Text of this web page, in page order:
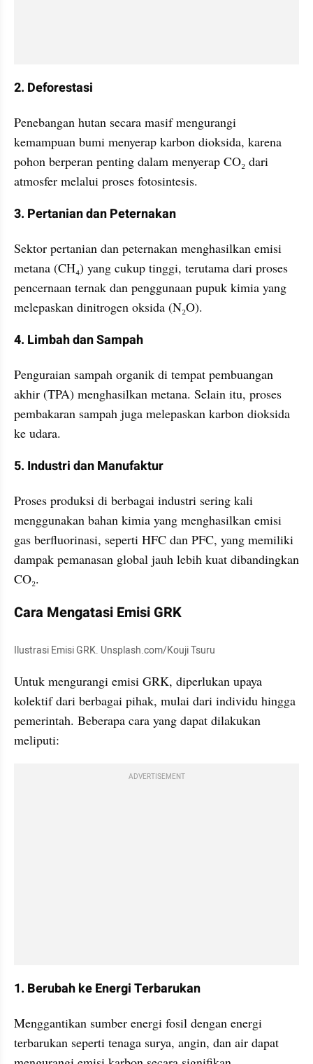
2. Deforestasi
Penebangan hutan secara masif mengurangi
kemampuan bumi menyerap karbon dioksida, karena
pohon berperan penting dalam menyerap CO₂ dari
atmosfer melalui proses fotosintesis.
3. Pertanian dan Peternakan
Sektor pertanian dan peternakan menghasilkan emisi
metana (CH₄) yang cukup tinggi, terutama dari proses
pencernaan ternak dan penggunaan pupuk kimia yang
melepaskan dinitrogen oksida (N₂O).
4. Limbah dan Sampah
Penguraian sampah organik di tempat pembuangan
akhir (TPA) menghasilkan metana. Selain itu, proses
pembakaran sampah juga melepaskan karbon dioksida
ke udara.
5. Industri dan Manufaktur
Proses produksi di berbagai industri sering kali
menggunakan bahan kimia yang menghasilkan emisi
gas berfluorinasi, seperti HFC dan PFC, yang memiliki
dampak pemanasan global jauh lebih kuat dibandingkan
CO₂.
Cara Mengatasi Emisi GRK
Ilustrasi Emisi GRK. Unsplash.com/Kouji Tsuru
Untuk mengurangi emisi GRK, diperlukan upaya
kolektif dari berbagai pihak, mulai dari individu hingga
pemerintah. Beberapa cara yang dapat dilakukan
meliputi:
ADVERTISEMENT
1. Berubah ke Energi Terbarukan
Menggantikan sumber energi fosil dengan energi
terbarukan seperti tenaga surya, angin, dan air dapat